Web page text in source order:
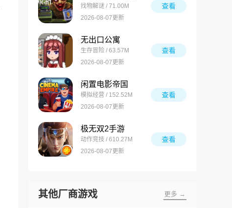
找物解谜 / 71.00M
2026-08-07更新
查看
无出口公寓
生存冒险 / 63.57M
2026-08-07更新
查看
闲置电影帝国
模拟经营 / 152.52M
2026-08-07更新
查看
极无双2手游
动作竞技 / 610.27M
2026-08-07更新
查看
其他厂商游戏 更多 →